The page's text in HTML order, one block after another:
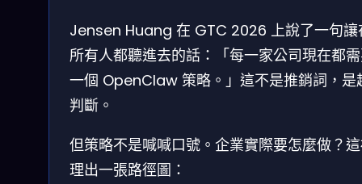
Jensen Huang 在 GTC 2026 上說了一句讓
所有人都聽進去的話：「每一家公司現在都
一個 OpenClaw 策略。」這不是推銷詞，是
判斷。
但策略不是喊喊口號。企業實際要怎麼做？
理出一張路徑圖：